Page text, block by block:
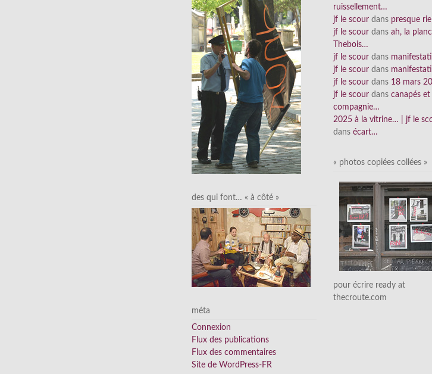
des qui font… « à côté »
méta
Connexion
Flux des publications
Flux des commentaires
Site de WordPress-FR
ruissellement…
jf le scour dans presque
jf le scour dans ah, la
Thebois…
jf le scour dans
jf le scour dans
jf le scour dans 18 mars
jf le scour dans canapés et
compagnie…
2025 à la vitrine… | jf le
dans écart…
« photos copiées collées »
pour écrire ready at
thecroute.com